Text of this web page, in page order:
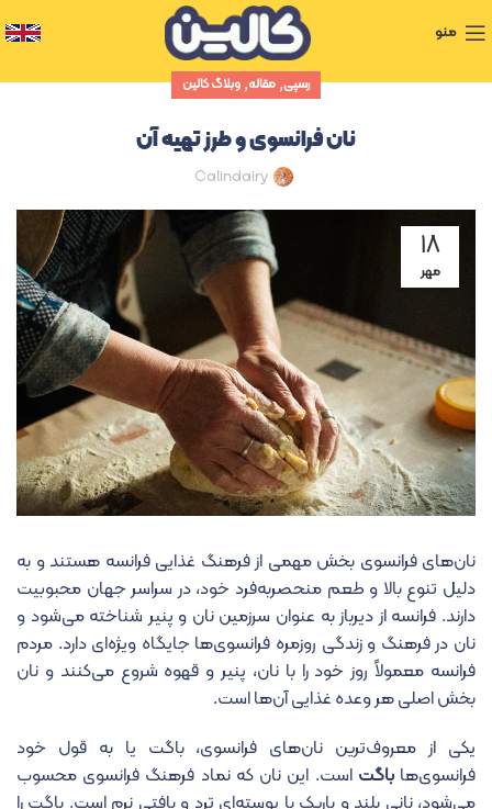
منو
رسپی, مقاله, وبلاگ کالین
نان فرانسوی و طرز تهیه آن
Calindairy
۱۸
مهر
نان‌های فرانسوی بخش مهمی از فرهنگ غذایی فرانسه هستند و به
دلیل تنوع بالا و طعم منحصربه‌فرد خود، در سراسر جهان محبوبیت
دارند. فرانسه از دیرباز به عنوان سرزمین نان و پنیر شناخته می‌شود و
نان در فرهنگ و زندگی روزمره فرانسوی‌ها جایگاه ویژه‌ای دارد. مردم
فرانسه معمولاً روز خود را با نان، پنیر و قهوه شروع می‌کنند و نان
بخش اصلی هر وعده غذایی آن‌ها است.
یکی از معروف‌ترین نان‌های فرانسوی، باگت یا به قول خود
فرانسوی‌هاباگت است. این نان که نماد فرهنگ فرانسوی محسوب
می‌شود، نانی بلند و باریک با پوسته‌ای ترد و بافتی نرم است. باگت را